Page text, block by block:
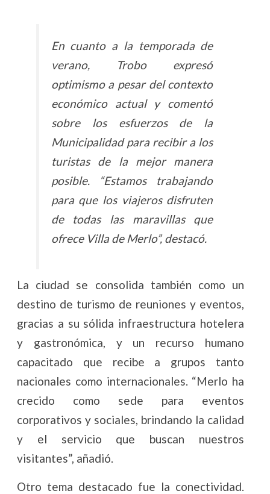
En cuanto a la temporada de
verano, Trobo expresó
optimismo a pesar del contexto
económico actual y comentó
sobre los esfuerzos de la
Municipalidad para recibir a los
turistas de la mejor manera
posible. “Estamos trabajando
para que los viajeros disfruten
de todas las maravillas que
ofrece Villa de Merlo”, destacó.
La ciudad se consolida también como un
destino de turismo de reuniones y eventos,
gracias a su sólida infraestructura hotelera
y gastronómica, y un recurso humano
capacitado que recibe a grupos tanto
nacionales como internacionales. “Merlo ha
crecido como sede para eventos
corporativos y sociales, brindando la calidad
y el servicio que buscan nuestros
visitantes”, añadió.
Otro tema destacado fue la conectividad.